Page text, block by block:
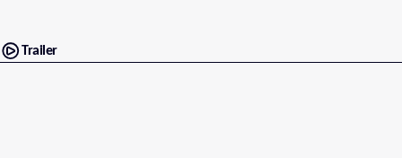
Trailer